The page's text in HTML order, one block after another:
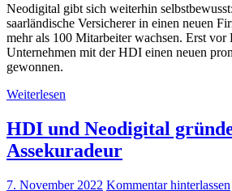
Neodigital gibt sich weiterhin
saarländische Versicherer in einen neuen
mehr als 100 Mitarbeiter wachsen. Erst vor
Unternehmen mit der HDI einen neuen
gewonnen.
Weiterlesen
HDI und Neodigital
Assekuradeur
7. November 2022 Kommentar hinterlassen